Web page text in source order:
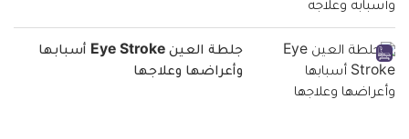
جلطة العين Eye Stroke أسبابها
وأعراضها وعلاجها